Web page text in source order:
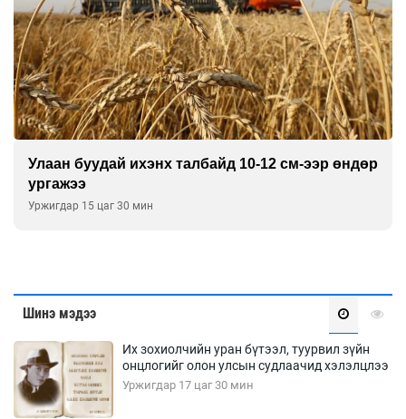
Хиймэл оюун хяналтаас гарч байна
Уржигдар 14 цаг 30 мин
Шинэ мэдээ
Их зохиолчийн уран бүтээл, туурвил зүйн
онцлогийг олон улсын судлаачид хэлэлцлээ
Уржигдар 17 цаг 30 мин